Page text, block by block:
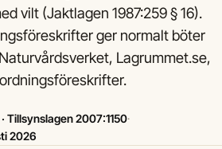
vilt (Jaktlagen 1987:259 § 16).
ger normalt böter
Lagrummet.se,
Tillsynslagen 2007:1150·
2026